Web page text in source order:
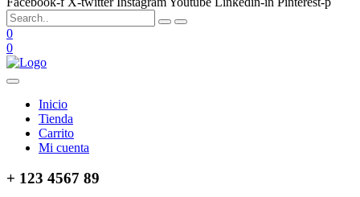
0
0
Inicio
Tienda
Carrito
Mi cuenta
+ 123 4567 89